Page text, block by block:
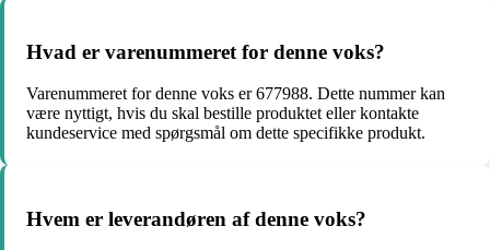
Hvad er varenummeret for denne voks?
Varenummeret for denne voks er 677988. Dette nummer kan
være nyttigt, hvis du skal bestille produktet eller kontakte
kundeservice med spørgsmål om dette specifikke produkt.
Hvem er leverandøren af denne voks?